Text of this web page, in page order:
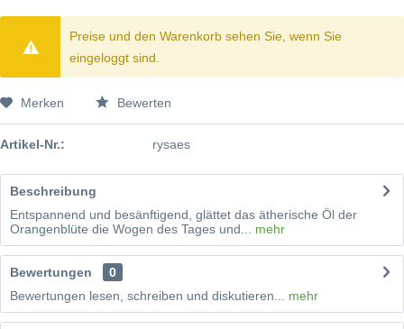
Preise und den Warenkorb sehen Sie, wenn Sie
eingeloggt sind.
Merken Bewerten
Artikel-Nr.: rysaes
Beschreibung
Entspannend und besänftigend, glättet das ätherische Öl der
Orangenblüte die Wogen des Tages und... mehr
Bewertungen
0
Bewertungen lesen, schreiben und diskutieren... mehr